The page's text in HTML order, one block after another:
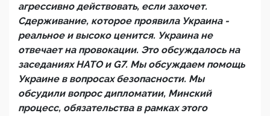
агрессивно действовать, если захочет.
Сдерживание, которое проявила Украина -
реальное и высоко ценится. Украина не
отвечает на провокации. Это обсуждалось на
заседаниях НАТО и G7. Мы обсуждаем помощь
Украине в вопросах безопасности. Мы
обсудили вопрос дипломатии, Минский
процесс, обязательства в рамках этого